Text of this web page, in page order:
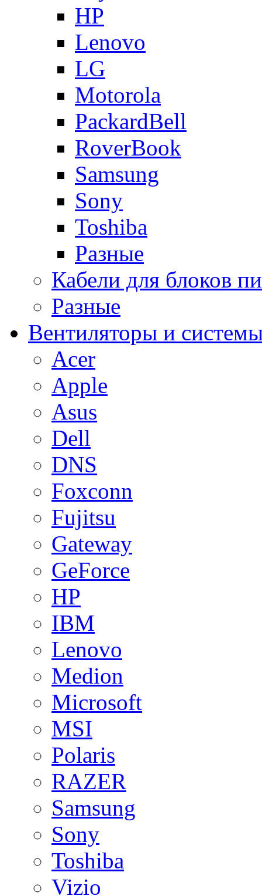
HP
Lenovo
LG
Motorola
PackardBell
RoverBook
Samsung
Sony
Toshiba
Разные
Кабели для блоков
Разные
Вентиляторы и
Acer
Apple
Asus
Dell
DNS
Foxconn
Fujitsu
Gateway
GeForce
HP
IBM
Lenovo
Medion
Microsoft
MSI
Polaris
RAZER
Samsung
Sony
Toshiba
Vizio